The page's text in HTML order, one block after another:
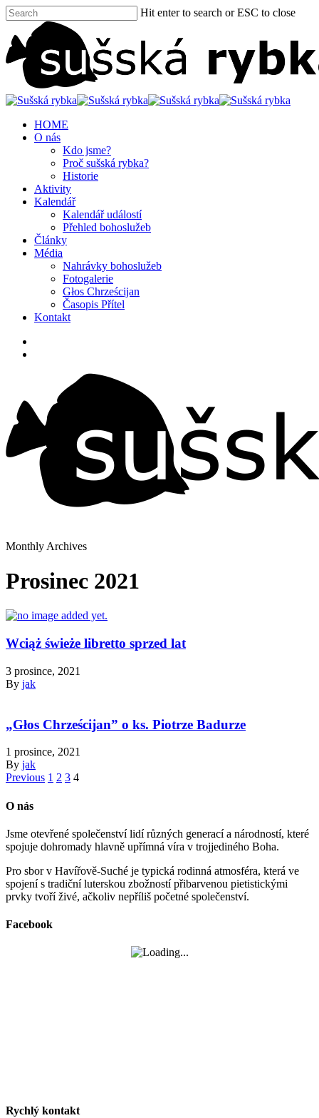
Hit enter to search or ESC to close
HOME
O nás
Kdo jsme?
Proč sušská rybka?
Historie
Aktivity
Kalendář
Kalendář událostí
Přehled bohoslužeb
Články
Média
Nahrávky bohoslužeb
Fotogalerie
Głos Chrześcijan
Časopis Přítel
Kontakt
Monthly Archives
Prosinec 2021
Wciąż świeże libretto sprzed lat
3 prosince, 2021
By jak
„Głos Chrześcijan” o ks. Piotrze Badurze
1 prosince, 2021
By jak
Previous 1 2 3 4
O nás
Jsme otevřené společenství lidí různých generací a národností, které
spojuje dohromady hlavně upřímná víra v trojjediného Boha.
Pro sbor v Havířově-Suché je typická rodinná atmosféra, která ve
spojení s tradiční luterskou zbožností přibarvenou pietistickými
prvky tvoří živé, ačkoliv nepříliš početné společenství.
Facebook
Rychlý kontakt